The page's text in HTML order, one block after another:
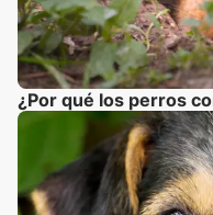
¿Por qué los perros